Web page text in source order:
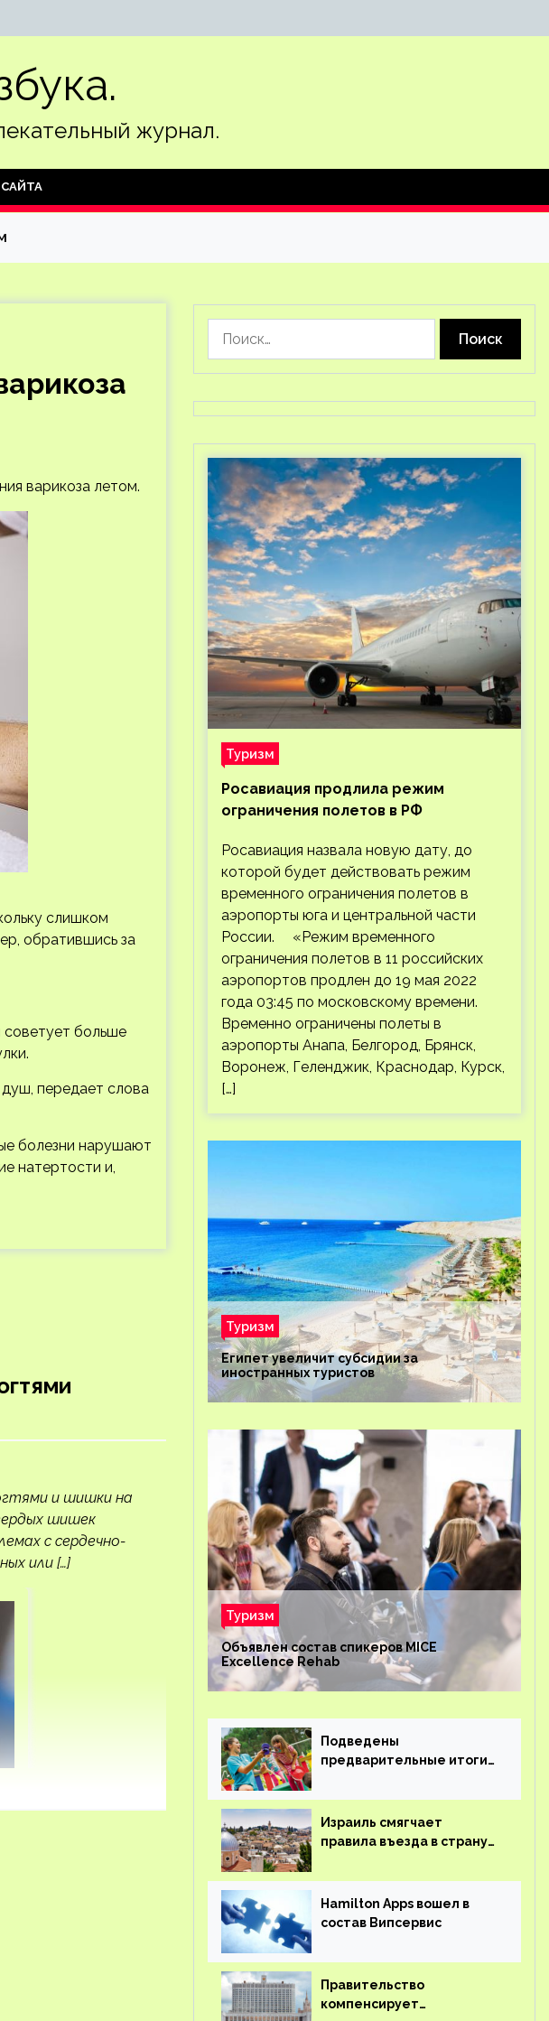
журнал.
САЙТА
варикоза летом.
слишком
обратившись за
больше
передает слова
болезни нарушают
натертости и,
и шишки на
шишек
с сердечно-
или […]
Туризм
Росавиация продлила режим
ограничения полетов в РФ
Росавиация назвала новую дату, до
которой будет действовать режим
временного ограничения полетов в
аэропорты юга и центральной части
России. «Режим временного
ограничения полетов в 11 российских
аэропортов продлен до 19 мая 2022
года 03:45 по московскому времени.
Временно ограничены полеты в
аэропорты Анапа, Белгород, Брянск,
Воронеж, Геленджик, Краснодар, Курск,
[…]
Туризм
Египет увеличит субсидии за
иностранных туристов
Туризм
Объявлен состав спикеров MICE
Excellence Rehab
Подведены
предварительные итоги
Израиль смягчает
правила въезда в страну
Hamilton Apps вошел в
состав Випсервис
Правительство
компенсирует